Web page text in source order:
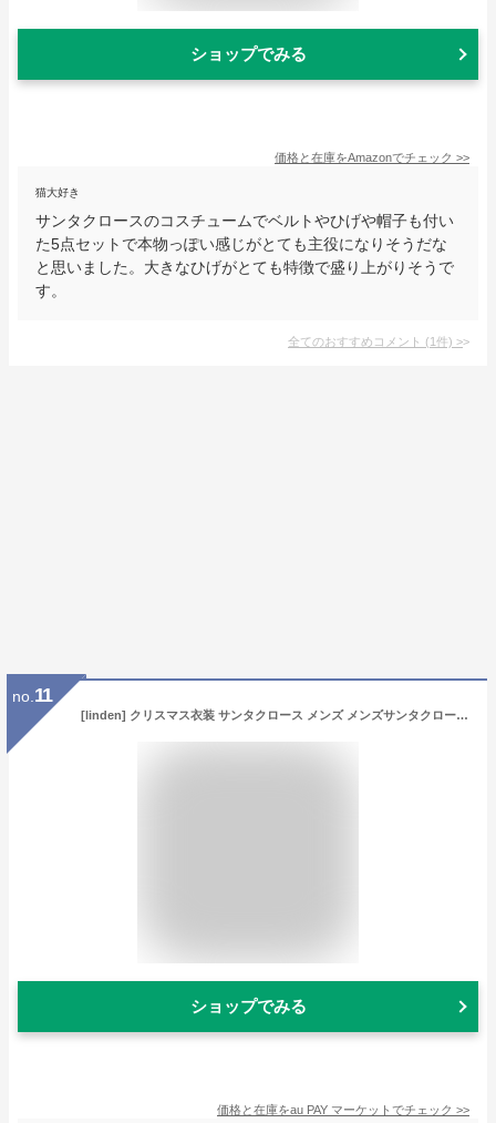
ショップでみる
価格と在庫をAmazonでチェック >>
猫大好き
サンタクロースのコスチュームでベルトやひげや帽子も付い
た5点セットで本物っぽい感じがとても主役になりそうだな
と思いました。大きなひげがとても特徴で盛り上がりそうで
す。
全てのおすすめコメント (1件) >
no. 11
[linden] クリスマス衣装 サンタクロース メンズ メンズサンタクロース 定番 クリスマス コスプレ Christmas コスチューム 仮装
ショップでみる
価格と在庫をau PAY マーケット でチェック >>